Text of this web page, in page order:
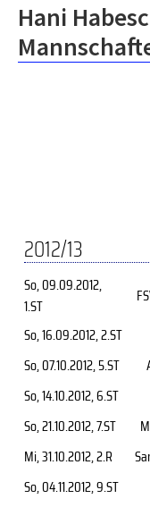
Hani
2012/13
So, 09.09.2012,
1.ST
So, 16.09.2012, 2.ST
So, 07.10.2012, 5.ST
So, 14.10.2012, 6.ST
So, 21.10.2012, 7.ST
Mi, 31.10.2012, 2.R
So, 04.11.2012, 9.ST